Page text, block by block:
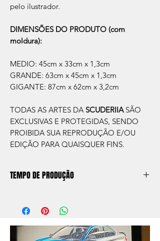
pelo ilustrador.
DIMENSÕES DO PRODUTO (com
moldura):
MEDIO: 45cm x 33cm x 1,3cm
GRANDE: 63cm x 45cm x 1,3cm
GIGANTE: 87cm x 62cm x 3,2cm
TODAS AS ARTES DA SCUDERIIA SÃO
EXCLUSIVAS E PROTEGIDAS, SENDO
PROIBIDA SUA REPRODUÇÃO E/OU
EDIÇÃO PARA QUAISQUER FINS.
TEMPO DE PRODUÇÃO
aprox. 5 dias úteis, após a confirmação de
compra.
Após a produçao, seguimos com o envio
no endereço que nos for informado na